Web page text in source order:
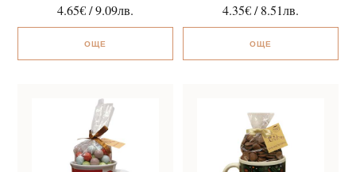
4.65€/9.09лв.
ОЩЕ
4.35€/8.51лв.
ОЩЕ